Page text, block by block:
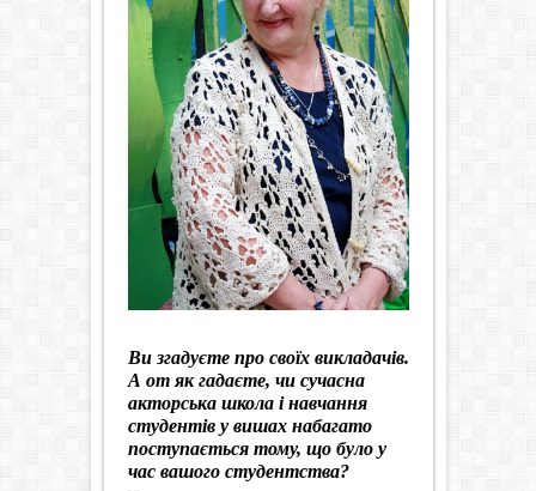
Ви згадуєте про своїх викладачів.
А от як гадаєте, чи сучасна
акторська школа і навчання
студентів у вишах набагато
поступається тому, що було у
час вашого студентства?